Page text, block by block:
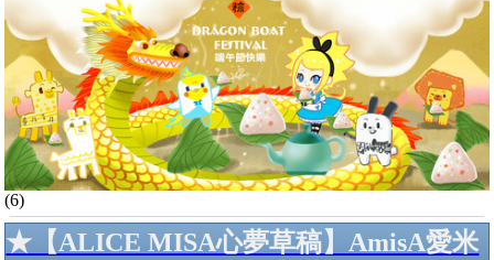
(6)
★【ALICE MISA心夢草稿】AmisA愛米